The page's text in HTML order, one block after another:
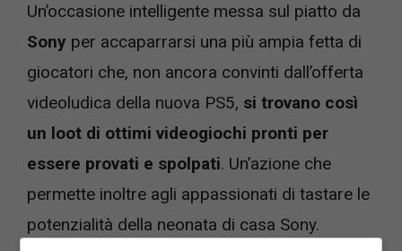
Un’occasione intelligente messa sul piatto da
Sony per accaparrarsi una più ampia fetta di
giocatori che, non ancora convinti dall’offerta
videoludica della nuova PS5, si trovano così
un loot di ottimi videogiochi pronti per
essere provati e spolpati. Un’azione che
permette inoltre agli appassionati di tastare le
potenzialità della neonata di casa Sony.